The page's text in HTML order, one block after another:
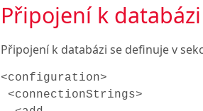
Připojení k databázi
Připojení k databázi se definuje v
<configuration>
<connectionStrings>